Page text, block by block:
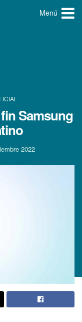
Menú
Samsung
2022